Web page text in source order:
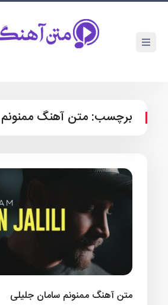
برچسب: متن آهنگ ممنونم
متن آهنگ ممنونم سامان جلیلی